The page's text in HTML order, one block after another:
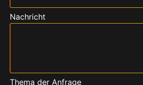
Nachricht
Thema der Anfrage